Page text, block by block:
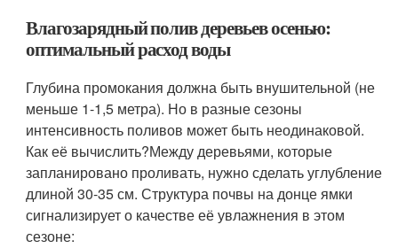
Влагозарядный полив деревьев осенью:
оптимальный расход воды
Глубина промокания должна быть внушительной (не
меньше 1-1,5 метра). Но в разные сезоны
интенсивность поливов может быть неодинаковой.
Как её вычислить?Между деревьями, которые
запланировано проливать, нужно сделать углубление
длиной 30-35 см. Структура почвы на донце ямки
сигнализирует о качестве её увлажнения в этом
сезоне: